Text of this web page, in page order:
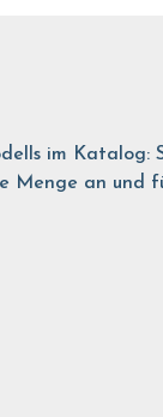
im Katalog:
an und